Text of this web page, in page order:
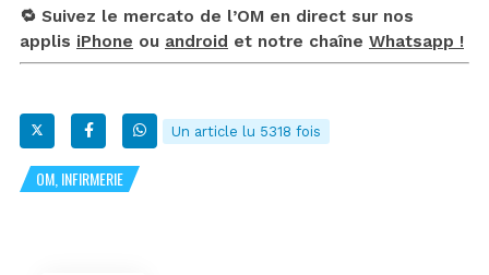
🔁 Suivez le mercato de l’OM en direct sur nos
applis iPhone ou android et notre chaîne Whatsapp !
Un article lu 5318 fois
OM, INFIRMERIE